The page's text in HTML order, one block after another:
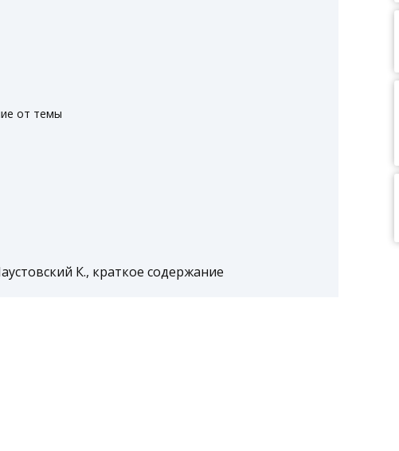
от темы
К., краткое содержание